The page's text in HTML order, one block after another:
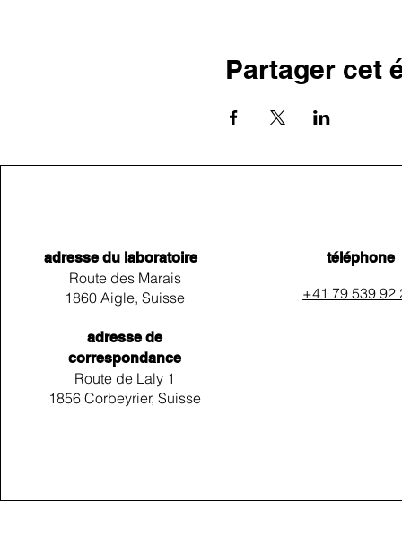
Partager cet
adresse du laboratoire
Route des Marais
1860 Aigle, Suisse
adresse de
correspondance
Route de Laly 1
1856 Corbeyrier, Suisse
téléphone
+41 79 539 92